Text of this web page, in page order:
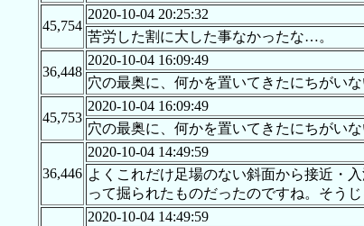
45,754
2020-10-04 20:25:32
苦労した割に大した事なかったな…。
36,448
2020-10-04 16:09:49
穴の最奥に、何かを置いてきたにちがいな
45,753
2020-10-04 16:09:49
穴の最奥に、何かを置いてきたにちがいな
36,446
2020-10-04 14:49:59
よくこれだけ足場のない斜面から接近・
って掘られたものだったのですね。そう
2020-10-04 14:49:59